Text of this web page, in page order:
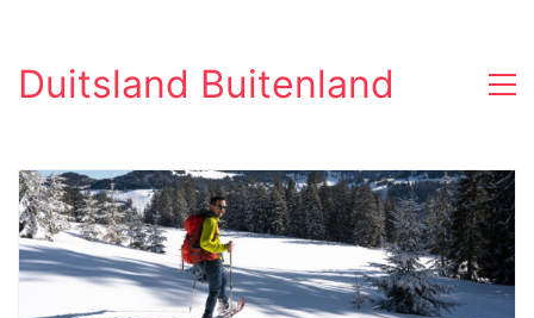
Duitsland Buitenland